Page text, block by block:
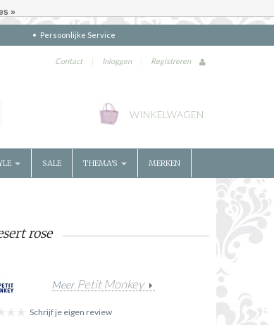
Persoonlijke Service
Contact | Inloggen | Registreren
WINKELWAGEN
SALE THEMA'S MERKEN
rose
Meer Petit Monkey
Schrijf je eigen review
»